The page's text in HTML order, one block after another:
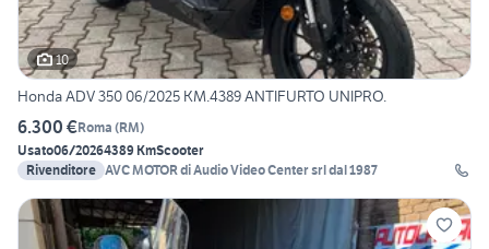
10
Honda ADV 350 06/2025 KM.4389 ANTIFURTO UNIPRO.
6.300 €Roma (RM)
Usato06/20264389 KmScooter
Rivenditore AVC MOTOR di Audio Video Center srl dal 1987